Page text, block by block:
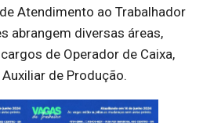
Atendimento ao Trabalhador
abrangem diversas áreas,
de Operador de Caixa,
de Produção.